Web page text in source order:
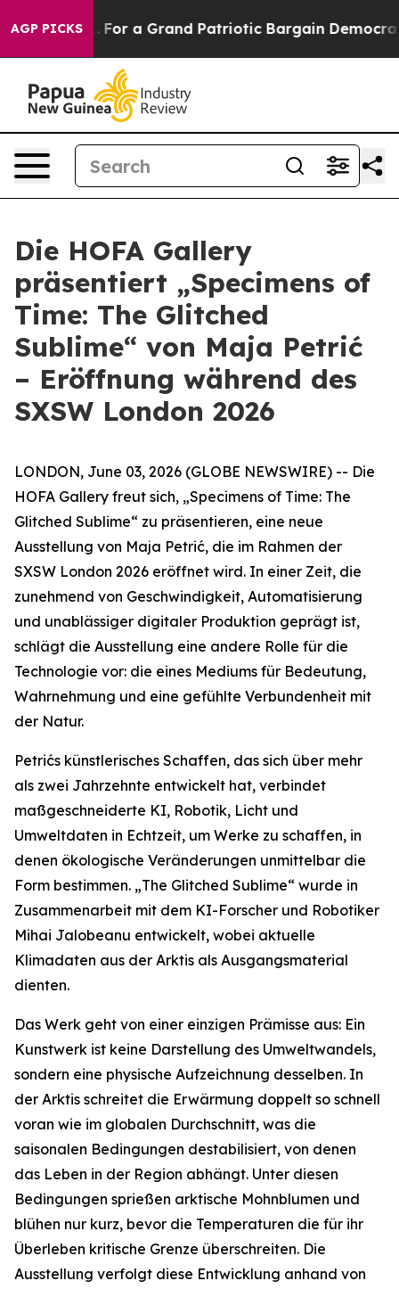
AGP PICKS
out... For a Grand Patriotic Bargain Democrats
Die HOFA Gallery
präsentiert „Specimens of
Time: The Glitched
Sublime“ von Maja Petrić
– Eröffnung während des
SXSW London 2026
LONDON, June 03, 2026 (GLOBE NEWSWIRE) -- Die
HOFA Gallery freut sich, „Specimens of Time: The
Glitched Sublime“ zu präsentieren, eine neue
Ausstellung von Maja Petrić, die im Rahmen der
SXSW London 2026 eröffnet wird. In einer Zeit, die
zunehmend von Geschwindigkeit, Automatisierung
und unablässiger digitaler Produktion geprägt ist,
schlägt die Ausstellung eine andere Rolle für die
Technologie vor: die eines Mediums für Bedeutung,
Wahrnehmung und eine gefühlte Verbundenheit mit
der Natur.
Petrićs künstlerisches Schaffen, das sich über mehr
als zwei Jahrzehnte entwickelt hat, verbindet
maßgeschneiderte KI, Robotik, Licht und
Umweltdaten in Echtzeit, um Werke zu schaffen, in
denen ökologische Veränderungen unmittelbar die
Form bestimmen. „The Glitched Sublime“ wurde in
Zusammenarbeit mit dem KI-Forscher und Robotiker
Mihai Jalobeanu entwickelt, wobei aktuelle
Klimadaten aus der Arktis als Ausgangsmaterial
dienten.
Das Werk geht von einer einzigen Prämisse aus: Ein
Kunstwerk ist keine Darstellung des Umweltwandels,
sondern eine physische Aufzeichnung desselben. In
der Arktis schreitet die Erwärmung doppelt so schnell
voran wie im globalen Durchschnitt, was die
saisonalen Bedingungen destabilisiert, von denen
das Leben in der Region abhängt. Unter diesen
Bedingungen sprießen arktische Mohnblumen und
blühen nur kurz, bevor die Temperaturen die für ihr
Überleben kritische Grenze überschreiten. Die
Ausstellung verfolgt diese Entwicklung anhand von